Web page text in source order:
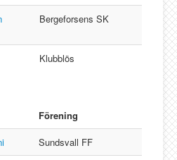
Bergeforsens SK
Klubblös
Förening
Sundsvall FF